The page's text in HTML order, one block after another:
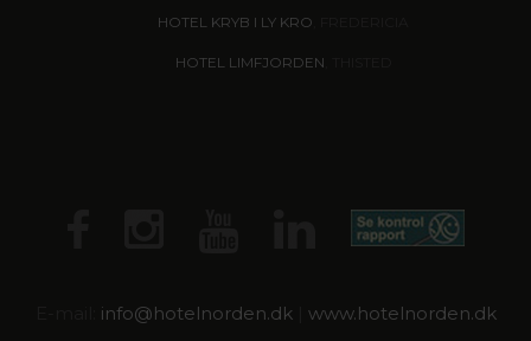
HOTEL KRYB I LY KRO
HOTEL LIMFJORDEN
info@hotelnorden.dk www.hotelnorden.dk